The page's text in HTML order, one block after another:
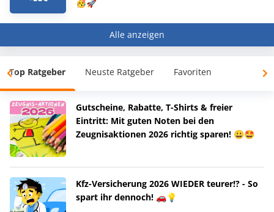
🥳🚀
Alle anzeigen
Top Ratgeber Neuste Ratgeber Favoriten
Gutscheine, Rabatte, T-Shirts & freier
Eintritt: Mit guten Noten bei den
Zeugnisaktionen 2026 richtig sparen! 😀🤩
Kfz-Versicherung 2026 WIEDER teurer!? - So
spart ihr dennoch! 🚗💡